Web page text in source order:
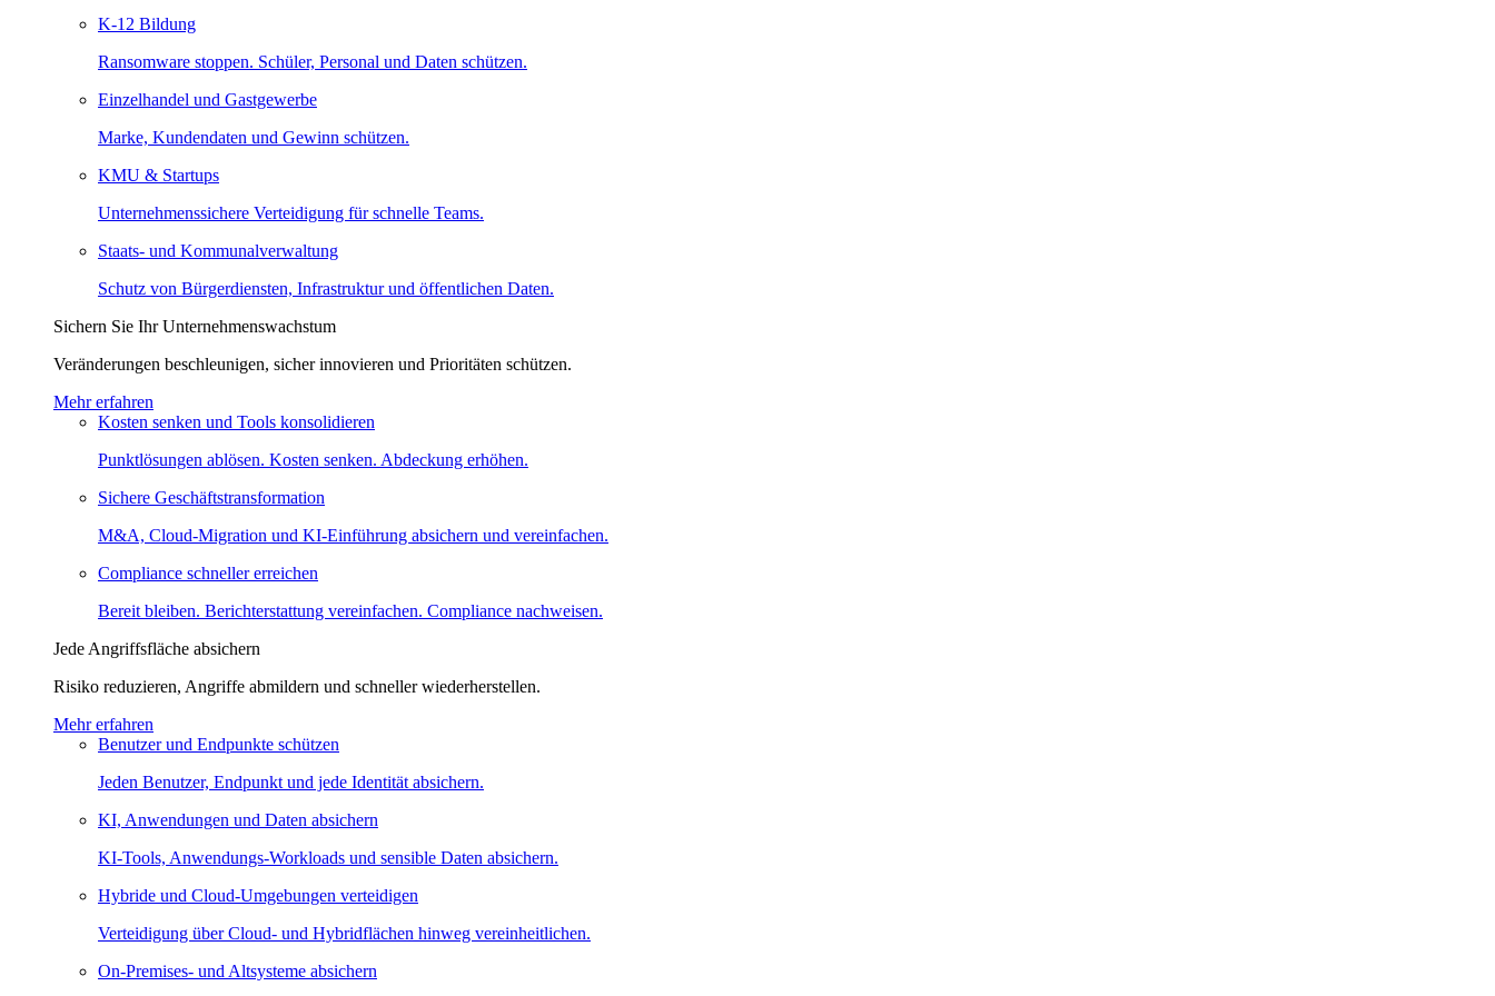
K-12 Bildung
Ransomware stoppen. Schüler, Personal und Daten schützen.
Einzelhandel und Gastgewerbe
Marke, Kundendaten und Gewinn schützen.
KMU & Startups
Unternehmenssichere Verteidigung für schnelle Teams.
Staats- und Kommunalverwaltung
Schutz von Bürgerdiensten, Infrastruktur und öffentlichen Daten.
Sichern Sie Ihr Unternehmenswachstum
Veränderungen beschleunigen, sicher innovieren und Prioritäten schützen.
Mehr erfahren
Kosten senken und Tools konsolidieren
Punktlösungen ablösen. Kosten senken. Abdeckung erhöhen.
Sichere Geschäftstransformation
M&A, Cloud-Migration und KI-Einführung absichern und vereinfachen.
Compliance schneller erreichen
Bereit bleiben. Berichterstattung vereinfachen. Compliance nachweisen.
Jede Angriffsfläche absichern
Risiko reduzieren, Angriffe abmildern und schneller wiederherstellen.
Mehr erfahren
Benutzer und Endpunkte schützen
Jeden Benutzer, Endpunkt und jede Identität absichern.
KI, Anwendungen und Daten absichern
KI-Tools, Anwendungs-Workloads und sensible Daten absichern.
Hybride und Cloud-Umgebungen verteidigen
Verteidigung über Cloud- und Hybridflächen hinweg vereinheitlichen.
On-Premises- und Altsysteme absichern